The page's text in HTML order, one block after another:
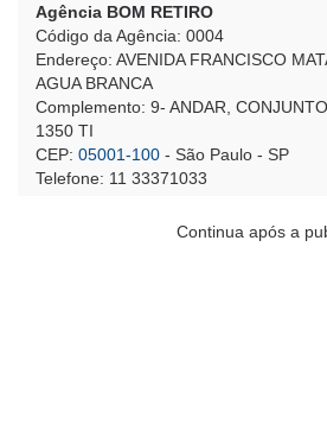
Agência BOM RETIRO
Código da Agência: 0004
Endereço: AVENIDA FRANCISCO
AGUA BRANCA
Complemento: 9- ANDAR,
1350 TI
CEP: 05001-100 - São Paulo - SP
Telefone: 11 33371033
Continua após a